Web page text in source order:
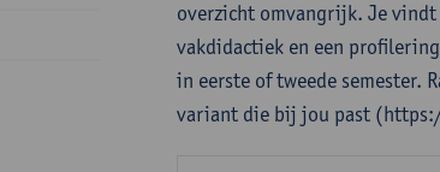
overzicht omvangrijk. Je
vakdidactiek en een
in eerste of tweede semester.
variant die bij jou past